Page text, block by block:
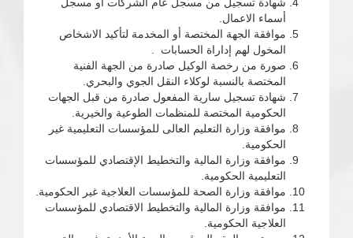
أسماء الاعمال.
موافقة الجهة المختصة أو المخدمة لتأكيد الاشخاص
المخول لهم إداراة الحسابات .
صورة من رخصة الوكيل صادرة من الجهة الفنية
المختصة بالنسبة لوكلاء النقل الجوي والبحري.
شهادة تسجيل سارية المفعول صادرة من قبل الجهات
الحكومية المختصة للمنظمات الطوعية والخيرية.
موافقة وزارة التعليم العالى للمؤسسات التعليمية غير
الحكومية.
موافقة وزارة المالية والتخطيط الإقتصادي للمؤسسات
التعليمية الحكومية.
موافقة وزارة الصحة للمؤسسات العلاجية غير الحكومية.
موافقة وزارة المالية والتخطيط الاقتصادي للمؤسسات
العلاجية الحكومية.